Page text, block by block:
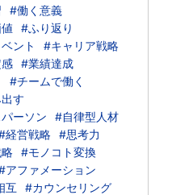
#働く意義
#ふり返り
ント
#キャリア戦略
#業績達成
#チームで働く
す
ーソン
#自律型人材
経営戦略 #思考力
#モノコト変換
アファメーション
互
#カウンセリング